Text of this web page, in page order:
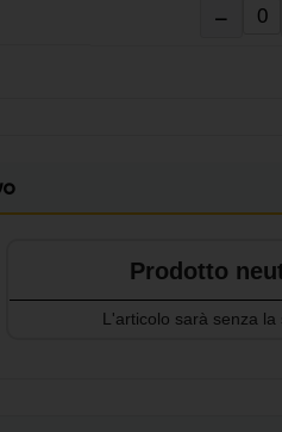
−
Prodotto
L'articolo sarà senza la